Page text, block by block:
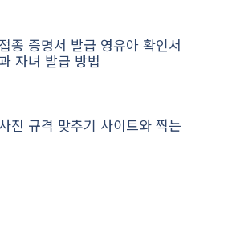
종 증명서 발급 영유아 확인서
자녀 발급 방법
진 규격 맞추기 사이트와 찍는